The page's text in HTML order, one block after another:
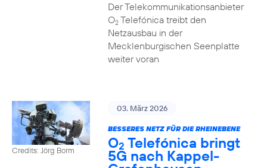
Der Telekommunikationsanbieter
O2Telefónica treibt den
Netzausbau in der
Mecklenburgischen Seenplatte
weiter voran
Credits: Jörg Borm
03. März 2026
BESSERES NETZ FÜR DIE RHEINEBENE
O2 Telefónica bringt
5G nach Kappel-